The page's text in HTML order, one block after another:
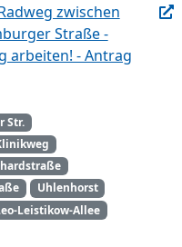
zwischen
Straße -
arbeiten! - Antrag
Str.
Uhlenhorst
Leistikow-Allee